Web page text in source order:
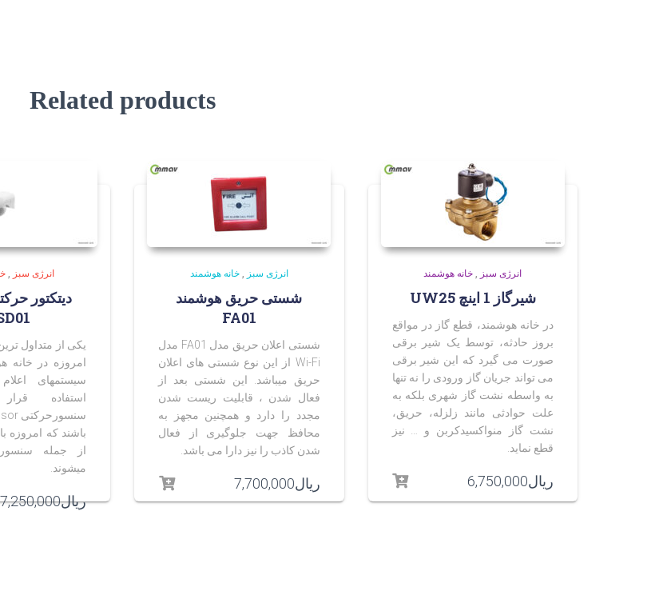
Related products
انرژی سبز , خانه هوشمند
شیرگاز 1 اینچ UW25
در خانه هوشمند، قطع گاز در مواقع
بروز حادثه، توسط یک شیر برقی
صورت می گیرد که این شیر برقی
می تواند جریان گاز ورودی را نه تنها
به واسطه نشت گاز شهری بلکه به
علت حوادثی مانند زلزله، حریق،
نشت گاز منواکسیدکربن و … نیز
قطع نماید.
ریال6,750,000
انرژی سبز ,خانه هوشمند
شستی حریق هوشمند
FA01
شستی اعلان حریق مدل FA01 مدل
Wi-Fi از این نوع شستی های اعلان
حریق میباشد. این شستی بعد از
فعال شدن ، قابلیت ریست شدن
مجدد را دارد و همچنین مجهز به
محافظ جهت جلوگیری از فعال
شدن کاذب را نیز دارا می باشد.
ریال7,700,000
انرژی سبز ,
دیتکتور
یکی از متداول
امروزه در خانه
سیستمهای
استفاده
باشند که امروزه
از جمله
میشوند.
ریال7,250,000